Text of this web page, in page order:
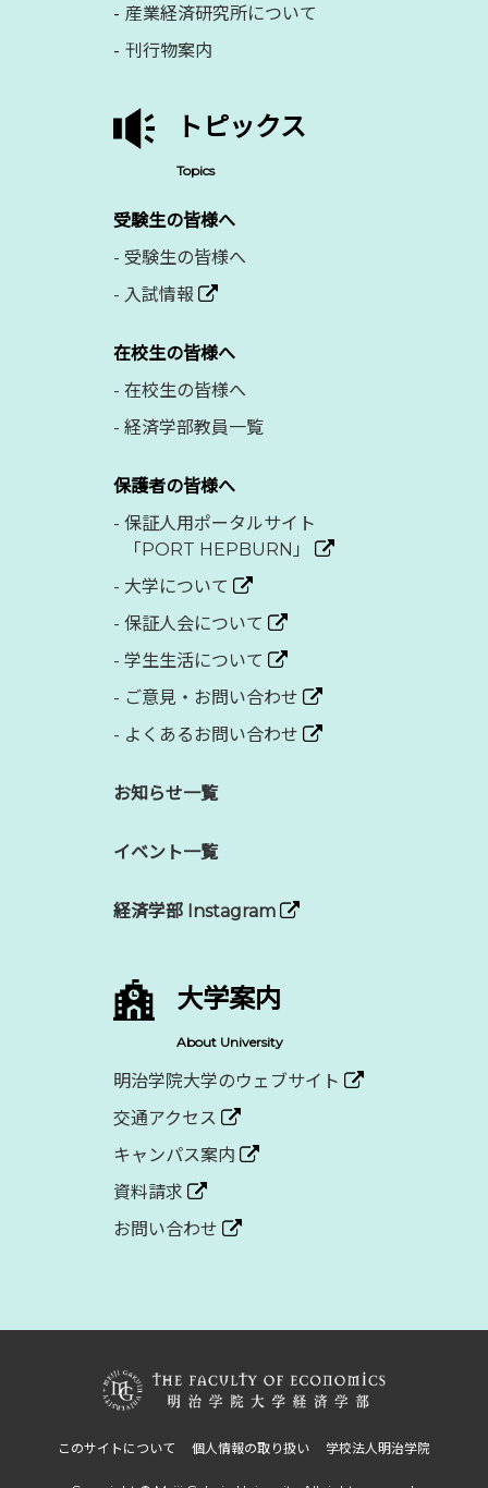
産業経済研究所について
刊行物案内
トピックス
Topics
受験生の皆様へ
- 受験生の皆様へ
- 入試情報
在校生の皆様へ
- 在校生の皆様へ
- 経済学部教員一覧
保護者の皆様へ
- 保証人用ポータルサイト
「PORT HEPBURN」
- 大学について
- 保証人会について
- 学生生活について
- ご意見・お問い合わせ
- よくあるお問い合わせ
お知らせ一覧
イベント一覧
経済学部 Instagram
大学案内
About University
明治学院大学のウェブサイト
交通アクセス
キャンパス案内
資料請求
お問い合わせ
このサイトについて 個人情報の取り扱い 学校法人明治学院